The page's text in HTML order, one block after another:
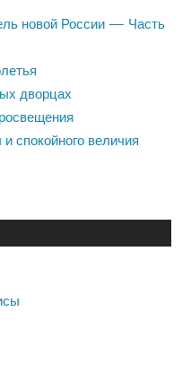
новой России — Часть
дворцах
спокойного величия